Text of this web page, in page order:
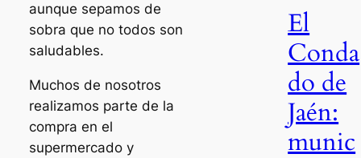
aunque sepamos de
sobra que no todos son
saludables.
Muchos de nosotros
realizamos parte de la
compra en el
supermercado y
El
Conda
do de
Jaén:
munic